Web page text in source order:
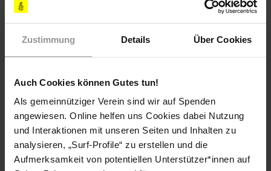
Zustimmung Details Über Cookies
Auch Cookies können Gutes tun!
Als gemeinnütziger Verein sind wir auf Spenden
angewiesen. Online helfen uns Cookies dabei Nutzung
und Interaktionen mit unseren Seiten und Inhalten zu
analysieren, „Surf-Profile“ zu erstellen und die
Aufmerksamkeit von potentiellen Unterstützer*innen auf
Leaflet Map data ©OpenStreetMap contributors,CC-BY-SA
Links
Amnesty International Wiesbaden
Wiesbadener Bündnis für Demokratie